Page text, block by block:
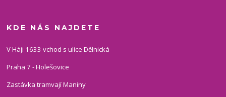
KDE NÁS NAJDETE
V Háji 1633 vchod s ulice Dělnická
Praha 7 - Holešovice
Zastávka tramvají Maniny